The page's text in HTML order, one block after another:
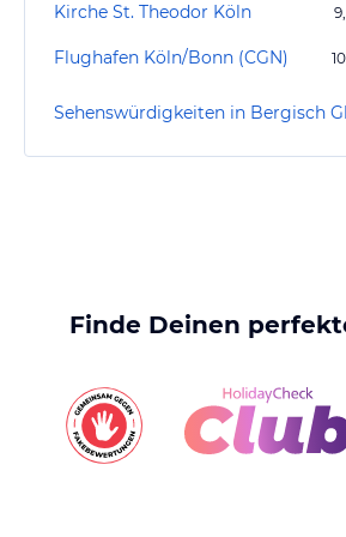
Kirche St. Theodor Köln
Flughafen Köln/Bonn (CGN)
Finde Deinen